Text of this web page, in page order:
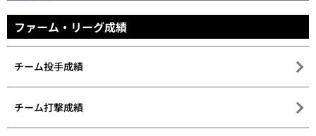
ファーム・リーグ成績
チーム投手成績
チーム打撃成績